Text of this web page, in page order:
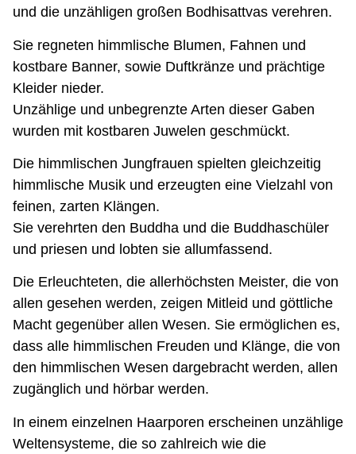
und die unzähligen großen Bodhisattvas verehren.
Sie regneten himmlische Blumen, Fahnen und
kostbare Banner, sowie Duftkränze und prächtige
Kleider nieder.
Unzählige und unbegrenzte Arten dieser Gaben
wurden mit kostbaren Juwelen geschmückt.
Die himmlischen Jungfrauen spielten gleichzeitig
himmlische Musik und erzeugten eine Vielzahl von
feinen, zarten Klängen.
Sie verehrten den Buddha und die Buddhaschüler
und priesen und lobten sie allumfassend.
Die Erleuchteten, die allerhöchsten Meister, die von
allen gesehen werden, zeigen Mitleid und göttliche
Macht gegenüber allen Wesen. Sie ermöglichen es,
dass alle himmlischen Freuden und Klänge, die von
den himmlischen Wesen dargebracht werden, allen
zugänglich und hörbar werden.
In einem einzelnen Haarporen erscheinen unzählige
Weltensysteme, die so zahlreich wie die